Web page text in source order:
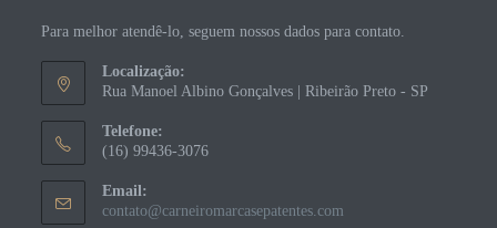
Para melhor atendê-lo, seguem nossos dados para contato.
Localização:
Rua Manoel Albino Gonçalves | Ribeirão Preto - SP
Telefone:
(16) 99436-3076
Email:
contato@carneiromarcasepatentes.com